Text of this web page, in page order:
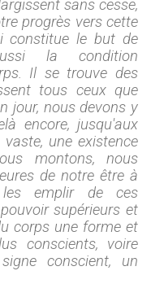
sans cesse,
progrès vers cette
constitue le but de
la condition
Il se trouve des
tous ceux que
jour, nous devons y
encore, jusqu'aux
une existence
montons, nous
de notre être à
emplir de ces
supérieurs et
corps une forme et
conscients, voire
conscient, un